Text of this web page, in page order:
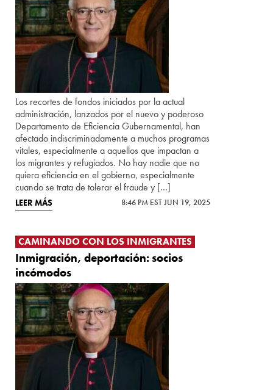
Los recortes de fondos iniciados por la actual
administración, lanzados por el nuevo y poderoso
Departamento de Eficiencia Gubernamental, han
afectado indiscriminadamente a muchos programas
vitales, especialmente a aquellos que impactan a
los migrantes y refugiados. No hay nadie que no
quiera eficiencia en el gobierno, especialmente
cuando se trata de tolerar el fraude y […]
LEER MÁS 8:46 PM EST JUN 19, 2025
CAMINANDO CON LOS INMIGRANTES
Inmigración, deportación: socios
incómodos